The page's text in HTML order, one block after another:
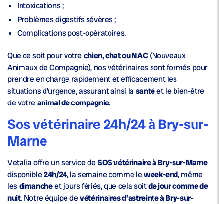
Intoxications ;
Problèmes digestifs sévères ;
Complications post-opératoires.
Que ce soit pour votrechien, chat ou NAC(Nouveaux
Animaux de Compagnie), nos vétérinaires sont formés pour
prendre en charge rapidement et efficacement les
situations d’urgence, assurant ainsi la santéet le bien-être
de votreanimal de compagnie.
Sos vétérinaire 24h/24 à Bry-sur-
Marne
Vetalia offre un service deSOS vétérinaire à Bry-sur-Marne
disponible24h/24, la semaine comme leweek-end, même
lesdimancheet jours fériés, que cela soitde jour comme de
nuit. Notre équipe devétérinaires d’astreinte à Bry-sur-